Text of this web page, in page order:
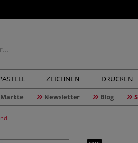
ZEICHNEN DRUCKEN
Märkte Newsletter Blog